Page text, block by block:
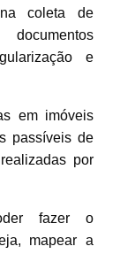
coleta de
e
em imóveis
passíveis de
por
fazer o
mapear a